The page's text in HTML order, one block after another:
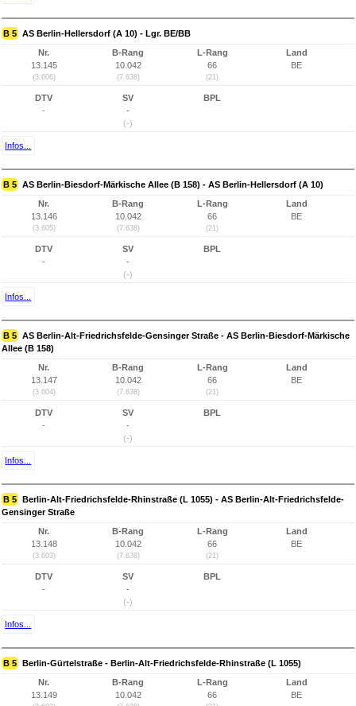
B 5 AS Berlin-Hellersdorf (A 10) - Lgr. BE/BB
Nr.
13.145
(3.606)
B-Rang
10.042
(7.638)
L-Rang
66
(21)
Land
BE
DTV
-
SV
-
(-)
BPL
Infos...
B 5 AS Berlin-Biesdorf-Märkische Allee (B 158) - AS Berlin-Hellersdorf (A 10)
Nr.
13.146
(3.605)
B-Rang
10.042
(7.638)
L-Rang
66
(21)
Land
BE
DTV
-
SV
-
(-)
BPL
Infos...
B 5 AS Berlin-Alt-Friedrichsfelde-Gensinger Straße - AS Berlin-Biesdorf-Märkische
Allee (B 158)
Nr.
13.147
(3.604)
B-Rang
10.042
(7.638)
L-Rang
66
(21)
Land
BE
DTV
-
SV
-
(-)
BPL
Infos...
B 5 Berlin-Alt-Friedrichsfelde-Rhinstraße (L 1055) - AS Berlin-Alt-Friedrichsfelde-
Gensinger Straße
Nr.
13.148
(3.603)
B-Rang
10.042
(7.638)
L-Rang
66
(21)
Land
BE
DTV
-
SV
-
(-)
BPL
Infos...
B 5 Berlin-Gürtelstraße - Berlin-Alt-Friedrichsfelde-Rhinstraße (L 1055)
Nr.
13.149
B-Rang
10.042
L-Rang
66
Land
BE